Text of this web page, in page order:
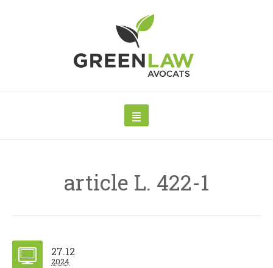
article L. 422-1
27.12
2024